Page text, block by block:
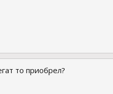
то приобрел?